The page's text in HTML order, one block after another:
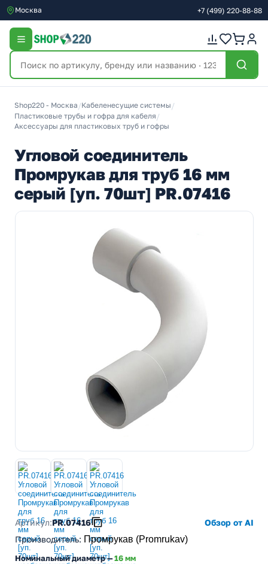
Москва +7 (499) 220-88-88
Shop220 - Москва /Кабеленесущие системы /
Пластиковые трубы и гофра для кабеля /
Аксессуары для пластиковых труб и гофры
Угловой соединитель
Промрукав для труб 16 мм
серый [уп. 70шт] PR.07416
Артикул:PR.07416
Обзор от AI
Производитель: Промрукав (Promrukav)
Номинальный диаметр —16 мм